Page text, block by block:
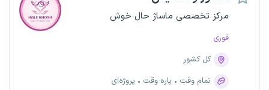
مرکز تخصصی ماساژ حال خوش
فوری
کل کشور
تمام وقت
پاره وقت پروژه‌ای